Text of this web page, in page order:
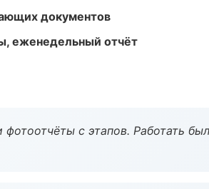
документов
еженедельный отчёт
с этапов. Работать